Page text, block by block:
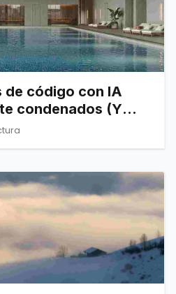
de código con IA
condenados (Y
advirtió)